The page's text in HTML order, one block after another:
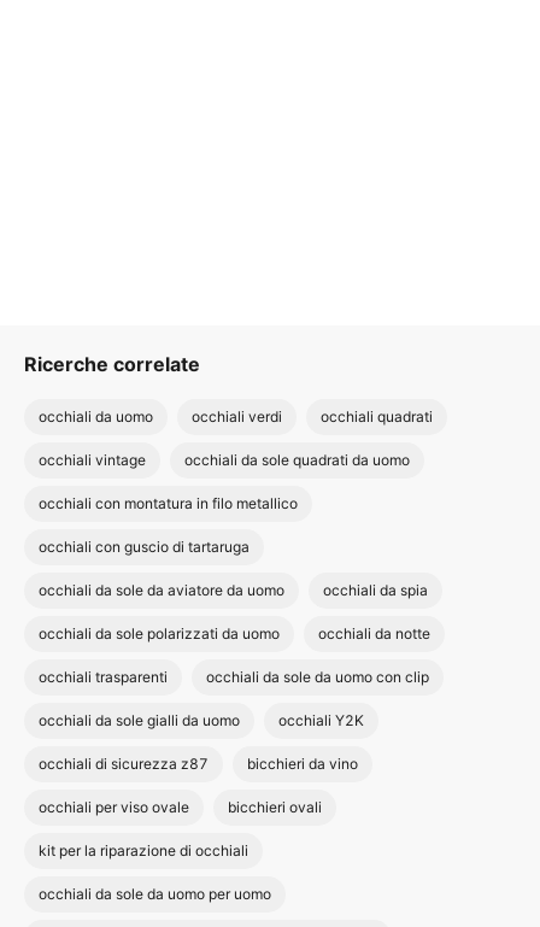
Ricerche correlate
occhiali da uomo occhiali verdi occhiali quadrati
occhiali vintage occhiali da sole quadrati da uomo
occhiali con montatura in filo metallico
occhiali con guscio di tartaruga
occhiali da sole da aviatore da uomo occhiali da spia
occhiali da sole polarizzati da uomo occhiali da notte
occhiali trasparenti occhiali da sole da uomo con clip
occhiali da sole gialli da uomo occhiali Y2K
occhiali di sicurezza z87 bicchieri da vino
occhiali per viso ovale bicchieri ovali
kit per la riparazione di occhiali
occhiali da sole da uomo per uomo